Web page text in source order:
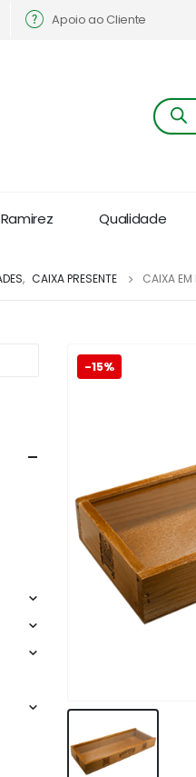
Apoio ao Cliente
search
Ramirez Qualidade
, CAIXA PRESENTE CAIXA
-15%